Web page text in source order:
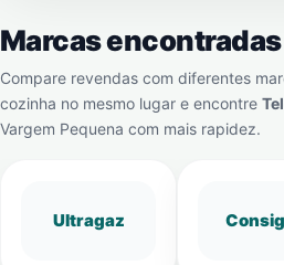
Marcas
Compare revendas com diferentes
cozinha no mesmo lugar e encontre
Vargem Pequena com mais rapidez.
Ultragaz